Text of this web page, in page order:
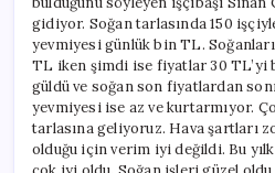
gidiyor. Soğan tarlasında 150
yevmiyesi günlük bin TL.
TL iken şimdi ise fiyatlar 30 TL’yi
güldü ve soğan son fiyatlardan
yevmiyesi ise az ve kurtarmıyor.
tarlasına geliyoruz. Hava şartları
olduğu için verim iyi değildi. Bu